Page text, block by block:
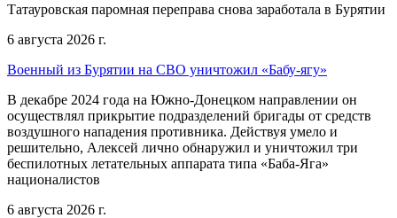
Татауровская паромная переправа снова заработала в Бурятии
6 августа 2026 г.
Военный из Бурятии на СВО уничтожил «Бабу-ягу»
В декабре 2024 года на Южно-Донецком направлении он
осуществлял прикрытие подразделений бригады от средств
воздушного нападения противника. Действуя умело и
решительно, Алексей лично обнаружил и уничтожил три
беспилотных летательных аппарата типа «Баба-Яга»
националистов
6 августа 2026 г.